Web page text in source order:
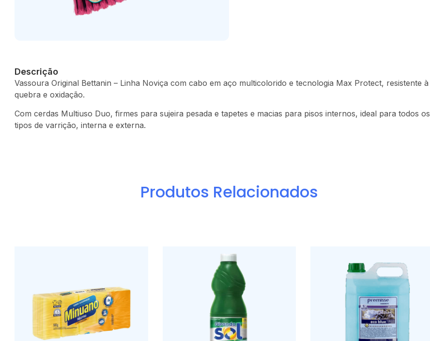
Descrição
Vassoura Original Bettanin – Linha Noviça com cabo em aço multicolorido e tecnologia Max Protect, resistente à
quebra e oxidação.
Com cerdas Multiuso Duo, firmes para sujeira pesada e tapetes e macias para pisos internos, ideal para todos os
tipos de varrição, interna e externa.
Produtos Relacionados